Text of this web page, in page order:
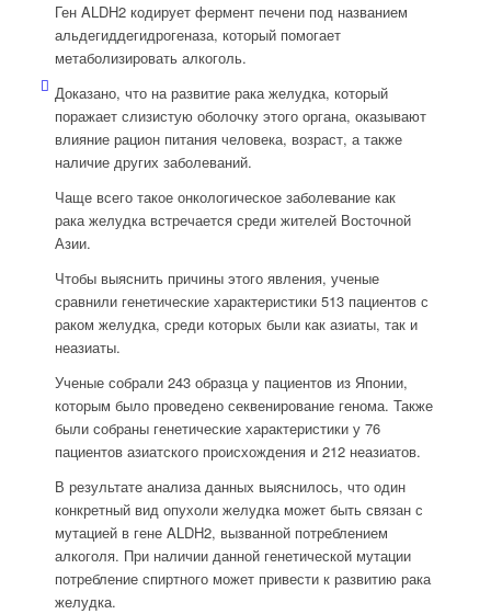
Ген ALDH2 кодирует фермент печени под названием
альдегиддегидрогеназа, который помогает
метаболизировать алкоголь.
Доказано, что на развитие рака желудка, который
поражает слизистую оболочку этого органа, оказывают
влияние рацион питания человека, возраст, а также
наличие других заболеваний.
Чаще всего такое онкологическое заболевание как
рака желудка встречается среди жителей Восточной
Азии.
Чтобы выяснить причины этого явления, ученые
сравнили генетические характеристики 513 пациентов с
раком желудка, среди которых были как азиаты, так и
неазиаты.
Ученые собрали 243 образца у пациентов из Японии,
которым было проведено секвенирование генома. Также
были собраны генетические характеристики у 76
пациентов азиатского происхождения и 212 неазиатов.
В результате анализа данных выяснилось, что один
конкретный вид опухоли желудка может быть связан с
мутацией в гене ALDH2, вызванной потреблением
алкоголя. При наличии данной генетической мутации
потребление спиртного может привести к развитию рака
желудка.